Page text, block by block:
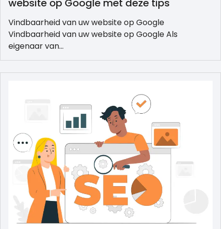
website op Google met deze tips
Vindbaarheid van uw website op Google
Vindbaarheid van uw website op Google Als
eigenaar van…